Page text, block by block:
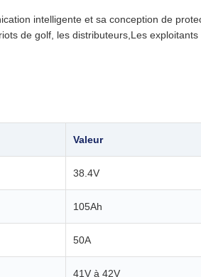
intelligente et sa conception de
de golf, les distributeurs,Les
Valeur
38.4V
105Ah
50A
41V à 42V